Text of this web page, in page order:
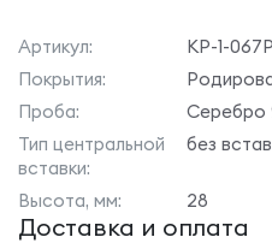
Артикул:
КР-1-067Р
Покрытия:
Проба:
Серебро
Тип центральной
вставки:
без
Высота, мм: 28
Доставка и оплата